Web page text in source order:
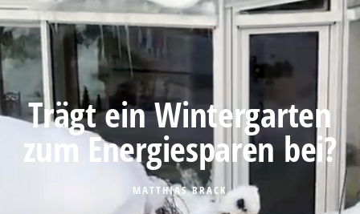
Trägt ein Wintergarten
zum Energiesparen bei?
MATTHIAS BRACK